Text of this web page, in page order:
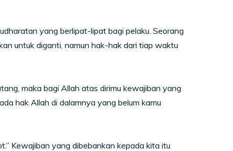
yang berlipat-lipat bagi pelaku. Seorang
untuk diganti, namun hak-hak dari tiap waktu
maka bagi Allah atas dirimu kewajiban yang
hak Allah di dalamnya yang belum kamu
Kewajiban yang dibebankan kepada kita itu